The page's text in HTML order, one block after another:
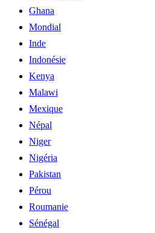
Ghana
Mondial
Inde
Indonésie
Kenya
Malawi
Mexique
Népal
Niger
Nigéria
Pakistan
Pérou
Roumanie
Sénégal